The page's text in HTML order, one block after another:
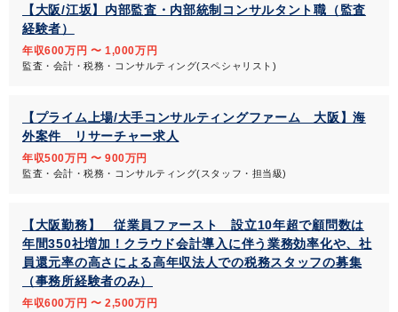
【大阪/江坂】内部監査・内部統制コンサルタント職（監査
経験者）
年収600万円 〜 1,000万円
監査・会計・税務・コンサルティング(スペシャリスト)
【プライム上場/大手コンサルティングファーム 大阪】海
外案件 リサーチャー求人
年収500万円 〜 900万円
監査・会計・税務・コンサルティング(スタッフ・担当級)
【大阪勤務】 従業員ファースト 設立10年超で顧問数は
年間350社増加！クラウド会計導入に伴う業務効率化や、社
員還元率の高さによる高年収法人での税務スタッフの募集
（事務所経験者のみ）
年収600万円 〜 2,500万円